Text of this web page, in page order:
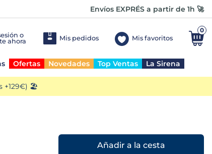
Envíos EXPRÉS a partir de 1h 🚀
Mis pedidos Mis favoritos
0
Ofertas Novedades Top Ventas La Sirena
+129€) 🏖️
Añadir a la cesta